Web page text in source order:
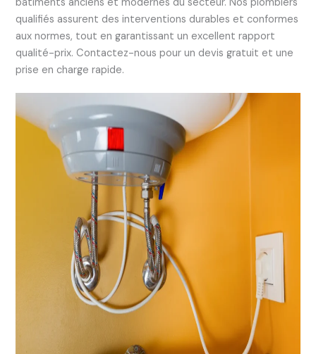
qualifiés assurent des interventions durables et conformes
aux normes, tout en garantissant un excellent rapport
qualité-prix. Contactez-nous pour un devis gratuit et une
prise en charge rapide.